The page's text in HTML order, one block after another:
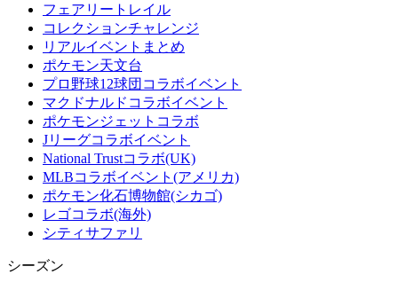
フェアリートレイル
コレクションチャレンジ
リアルイベントまとめ
ポケモン天文台
プロ野球12球団コラボイベント
マクドナルドコラボイベント
ポケモンジェットコラボ
Jリーグコラボイベント
National Trustコラボ(UK)
MLBコラボイベント(アメリカ)
ポケモン化石博物館(シカゴ)
レゴコラボ(海外)
シティサファリ
シーズン